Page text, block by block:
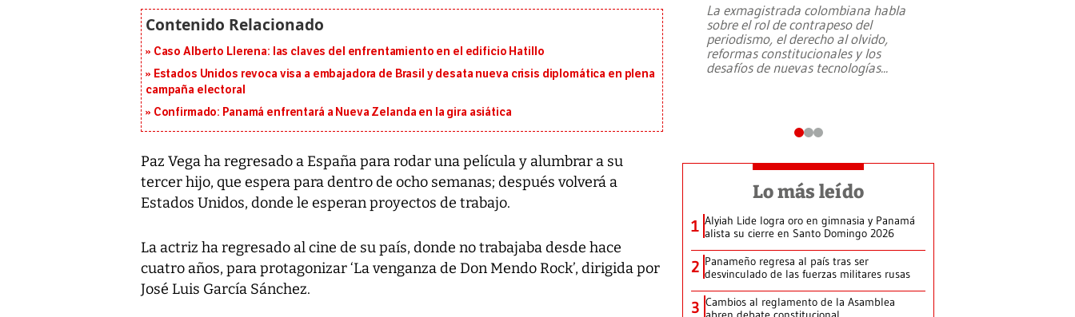
Caso Alberto Llerena: las claves del enfrentamiento en el edificio Hatillo
Estados Unidos revoca visa a embajadora de Brasil y desata nueva crisis diplomática en plena
campaña electoral
Confirmado: Panamá enfrentará a Nueva Zelanda en la gira asiática
Paz Vega ha regresado a España para rodar una película y alumbrar a su
tercer hijo, que espera para dentro de ocho semanas; después volverá a
Estados Unidos, donde le esperan proyectos de trabajo.
La actriz ha regresado al cine de su país, donde no trabajaba desde hace
cuatro años, para protagonizar ‘La venganza de Don Mendo Rock’, dirigida por
José Luis García Sánchez.
al sur de Japón, provocando una
La exmagistrada colombiana habla
sobre el rol de contrapeso del
periodismo, el derecho al olvido,
reformas constitucionales y los
desafíos de nuevas tecnologías...
Lo más leído
1 Alyiah Lide logra oro en gimnasia y Panamá
alista su cierre en Santo Domingo 2026
2 Panameño regresa al país tras ser
desvinculado de las fuerzas militares rusas
3 Cambios al reglamento de la Asamblea